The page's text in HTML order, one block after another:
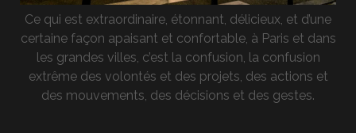
Ce qui est extraordinaire, étonnant, délicieux, et d’une
certaine façon apaisant et confortable, à Paris et dans
les grandes villes, c’est la confusion, la confusion
extrême des volontés et des projets, des actions et
des mouvements, des décisions et des gestes.